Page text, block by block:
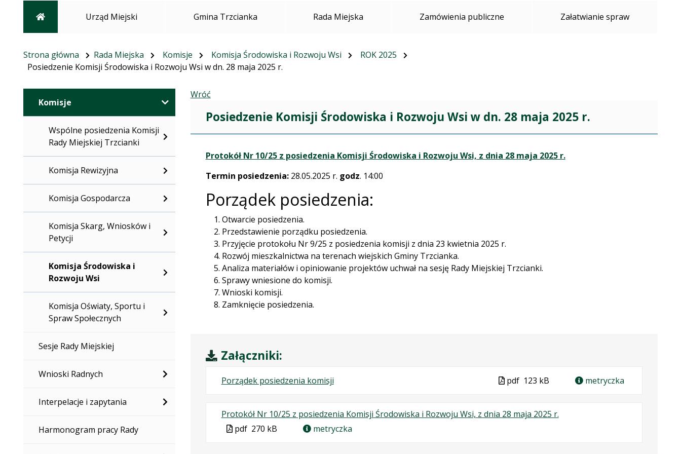
Strona głównaUrząd Miejski Gmina Trzcianka Rada Miejska Zamówienia publiczne Załatwianie spraw
Strona główna Rada Miejska Komisje Komisja Środowiska i Rozwoju Wsi
ROK 2025
Posiedzenie Komisji Środowiska i Rozwoju Wsi w dn. 28 maja 2025 r.
Komisje
Wspólne posiedzenia Komisji
Rady Miejskiej Trzcianki
Komisja Rewizyjna
Komisja Gospodarcza
Komisja Skarg, Wniosków i
Petycji
Komisja Środowiska i
Rozwoju Wsi
Komisja Oświaty, Sportu i
Spraw Społecznych
Sesje Rady Miejskiej
Wnioski Radnych
Interpelacje i zapytania
Harmonogram pracy Rady
Wróć
Posiedzenie Komisji Środowiska i Rozwoju Wsi w dn. 28 maja 2025 r.
Protokół Nr 10/25 z posiedzenia Komisji Środowiska i Rozwoju Wsi, z dnia 28 maja 2025 r.
Termin posiedzenia:28.05.2025 r. godz. 14:00
Porządek posiedzenia:
Otwarcie posiedzenia.
Przedstawienie porządku posiedzenia.
Przyjęcie protokołu Nr 9/25 z posiedzenia komisji z dnia 23 kwietnia 2025 r.
Rozwój mieszkalnictwa na terenach wiejskich Gminy Trzcianka.
Analiza materiałów i opiniowanie projektów uchwał na sesję Rady Miejskiej Trzcianki.
Sprawy wniesione do komisji.
Wnioski komisji.
Zamknięcie posiedzenia.
Załączniki:
Porządek posiedzenia komisji.
formacie:
pdf
.
123
kB
.
w
nowej
Plik
pdf 123 kB metryczka
Protokół Nr 10/25 z posiedzenia Komisji Środowiska i Rozwoju Wsi, z dnia 28 maja 2025 r....
Plik
pdf 270 kB metryczka